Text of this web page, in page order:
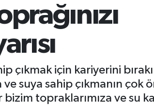
çıkmak için kariyerini
suya sahip çıkmanın çok
topraklarımıza ve su